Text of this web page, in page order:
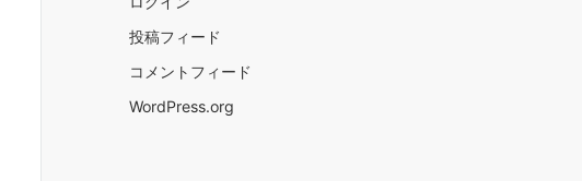
投稿フィード
コメントフィード
WordPress.org